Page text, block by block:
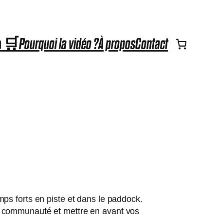
🛒Pourquoi la vidéo ?À proposContact
forts en piste et dans le paddock.
et mettre en avant vos